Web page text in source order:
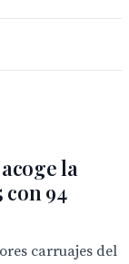
la
con 94
carruajes del